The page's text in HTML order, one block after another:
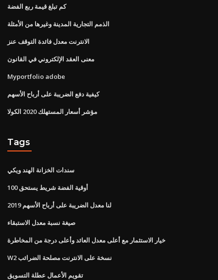
كم تبلغ قيمة ربع الفضة
الذمم التجارية المدينة وغيرها من الأمثلة
الانترنت معدل فائدة التوقف عنز
معنى العقد الإلكتروني في القانون
Myportfolio adobe
كيفية دفع الضريبة على أرباح الأسهم
مؤشر أسعار المستهلك 2020 الكولا
Tags
سندات الخزانة الهند ويكي
100 أوقية الفضة شريط يستحق
لنا معدل الضريبة على أرباح الأسهم 2019
صيغة نسبة معدل الاستبقاء
خيار الاستثمار مع أعلى معدل العائد وأعلى درجة من المخاطرة
W2 نسخة على الانترنت مصلحة الضرائب
تقويم الأعمال عطلة التسويق